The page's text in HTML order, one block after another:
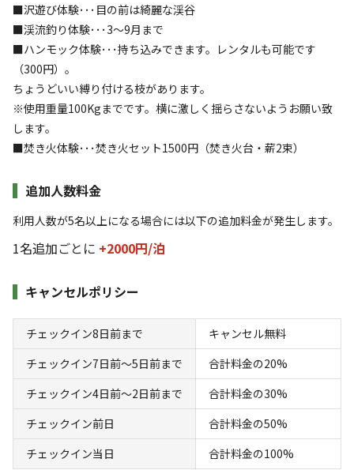
■沢遊び体験･･･目の前は綺麗な渓谷
■渓流釣り体験･･･3～9月まで
■ハンモック体験･･･持ち込みできます。レンタルも可能です
（300円）。
ちょうどいい縛り付ける枝があります。
※使用重量100Kgまでです。横に激しく揺らさないようお願い致
します。
■焚き火体験･･･焚き火セット1500円（焚き火台・薪2束）
追加人数料金
利用人数が5名以上になる場合には以下の追加料金が発生します。
1名追加ごとに +2000円/泊
キャンセルポリシー
チェックイン8日前まで
キャンセル無料
チェックイン7日前〜5日前まで
合計料金の20%
チェックイン4日前〜2日前まで
合計料金の30%
チェックイン前日
合計料金の50%
チェックイン当日
合計料金の100%
地面: 土 定員: 4名
料金目安：2,000 円/泊
詳細・空き確認
フリーサイト
日帰り【BBQ4時間プラン】
源 入れ 火 花火 喫煙
ペット同
伴
リードフ
※利用日、人数によって変動する場合があります。